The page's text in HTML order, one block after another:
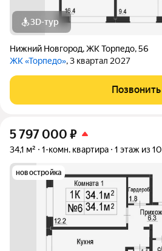
3D-тур
Нижний Новгород,ЖК Торпедо,56
ЖК «Торпедо», 3 квартал 2027
Позвонить
5 797 000 ₽
34,1 м² 1-комн. квартира 1 этаж из 10
новостройка